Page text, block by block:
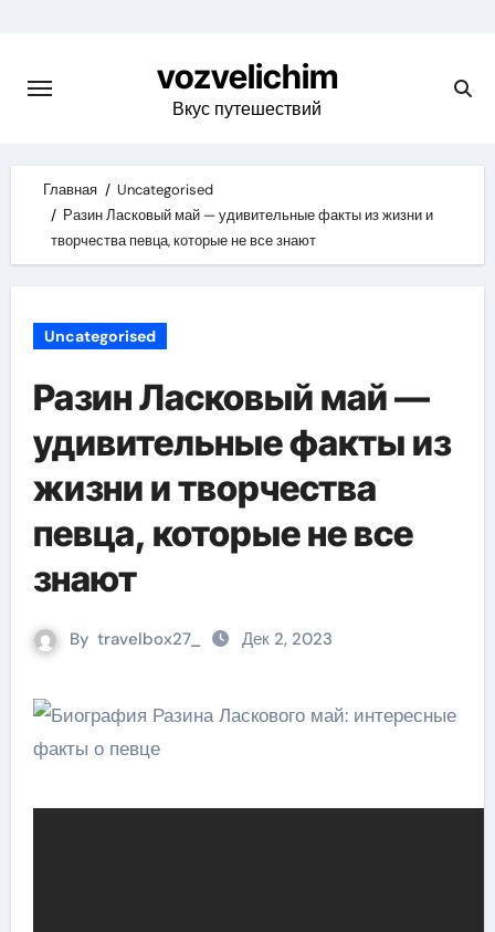
content
vozvelichim
Вкус путешествий
Главная
Uncategorised
Разин Ласковый май — удивительные факты из жизни и
творчества певца, которые не все знают
Uncategorised
Разин Ласковый май —
удивительные факты из
жизни и творчества
певца, которые не все
знают
By travelbox27_ Дек 2, 2023